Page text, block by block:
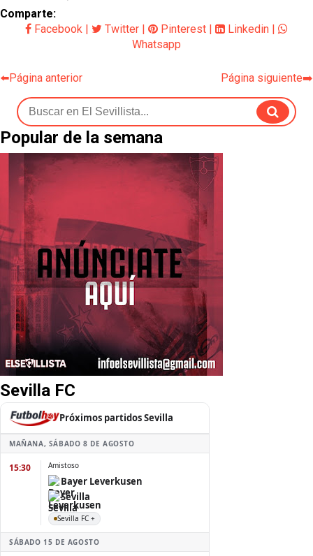
Comparte:
Facebook | Twitter | Pinterest | Linkedin |
Whatsapp
⬅️Página anterior Página siguiente➡️
Popular de la semana
Sevilla FC